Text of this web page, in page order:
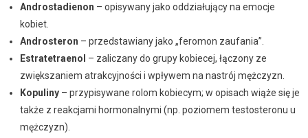
Androstadienon – opisywany jako oddziałujący na emocje
kobiet.
Androsteron – przedstawiany jako „feromon zaufania”.
Estratetraenol – zaliczany do grupy kobiecej, łączony ze
zwiększaniem atrakcyjności i wpływem na nastrój mężczyzn.
Kopuliny– przypisywane rolom kobiecym; w opisach wiąże się je
także z reakcjami hormonalnymi (np. poziomem testosteronu u
mężczyzn).